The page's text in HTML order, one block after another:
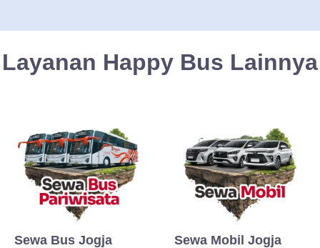
Layanan Happy Bus Lainnya
Sewa Bus Jogja
Sewa Mobil Jogja